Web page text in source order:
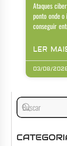
Ataques
ponto onde
conseguir
LER
03/08/